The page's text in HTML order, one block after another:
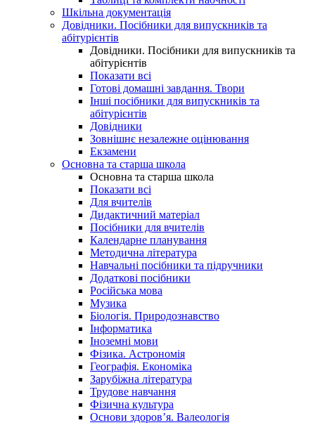
Шкільна документація
Довідники. Посібники для випускників та
абітурієнтів
Довідники. Посібники для випускників та
абітурієнтів
Показати всі
Готові домашні завдання. Твори
Інші посібники для випускників та
абітурієнтів
Довідники
Зовнішнє незалежне оцінювання
Екзамени
Основна та старша школа
Основна та старша школа
Показати всі
Для вчителів
Дидактичний матеріал
Посібники для вчителів
Календарне планування
Методична література
Навчальні посібники та підручники
Додаткові посібники
Російська мова
Музика
Біологія. Природознавство
Інформатика
Іноземні мови
Фізика. Астрономія
Географія. Економіка
Зарубіжна література
Трудове навчання
Фізична культура
Основи здоров’я. Валеологія